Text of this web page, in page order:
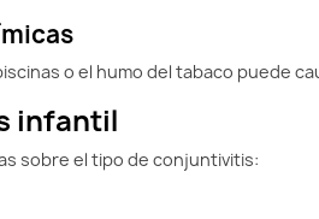
o el humo del tabaco puede
infantil
sobre el tipo de conjuntivitis: